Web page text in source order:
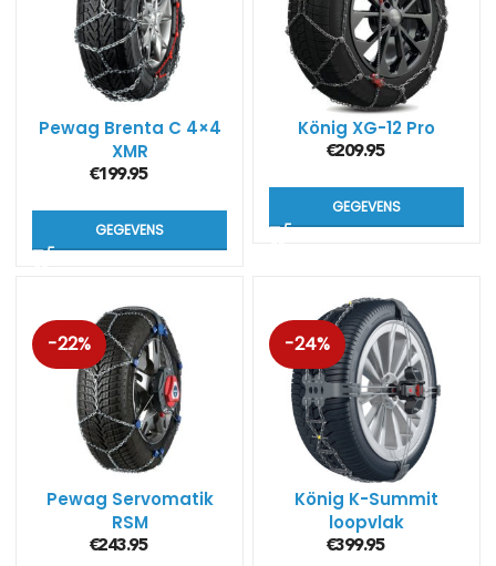
Pewag Brenta C 4×4
XMR
sneeuwkettingen
€199.95
GEGEVENS
König XG-12 Pro
€209.95
GEGEVENS
-22%
Pewag Servomatik
RSM
€243.95
-24%
König K-Summit
loopvlak
sneeuwkettingen
€399.95